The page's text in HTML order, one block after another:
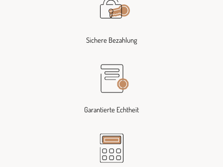
Sichere Bezahlung
Garantierte Echtheit